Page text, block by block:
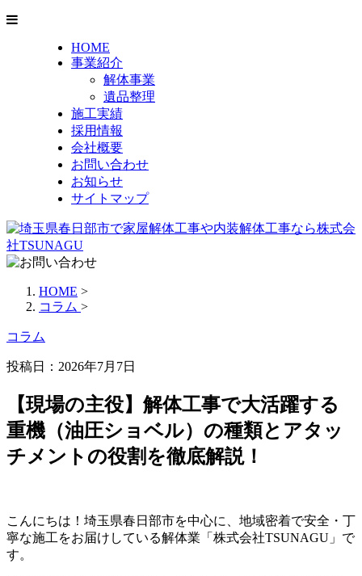
HOME
事業紹介
解体事業
遺品整理
施工実績
採用情報
会社概要
お問い合わせ
お知らせ
サイトマップ
HOME >
コラム >
コラム
投稿日：2026年7月7日
【現場の主役】解体工事で大活躍する
重機（油圧ショベル）の種類とアタッ
チメントの役割を徹底解説！
こんにちは！埼玉県春日部市を中心に、地域密着で安全・丁
寧な施工をお届けしている解体業「株式会社TSUNAGU」で
す。